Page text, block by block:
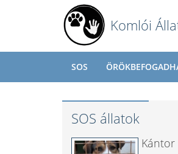
Komlói
SOS
SOS állatok
Kántor